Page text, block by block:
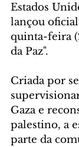
Estados
lançou
quinta-feira
da Paz".
Criada por
Gaza e
palestino, a
parte da